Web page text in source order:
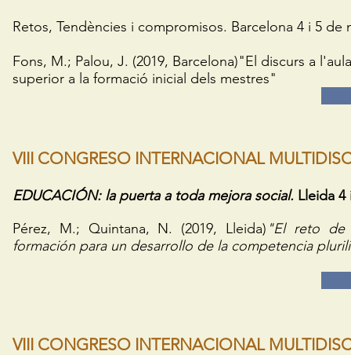
Retos, Tendències i compromisos. Barcelona 4 i 5
Fons, M.; Palou, J. (2019, Barcelona)"El discurs a
superior a la formació inicial dels mestres"
VIII CONGRESO INTERNACIONAL
EDUCACIÓN: la puerta a toda mejora social. Lleida
Pérez, M.; Quintana, N. (2019, Lleida) "El reto de
formación para un desarrollo de la competencia
VIII CONGRESO INTERNACIONAL